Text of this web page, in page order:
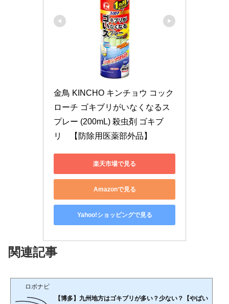
金鳥 KINCHO キンチョウ コック
ローチ ゴキブリがいなくなるス
プレー (200mL) 殺虫剤 ゴキブ
リ　【防除用医薬部外品】
楽天市場で見る
Amazonで見る
Yahoo!ショッピングで見る
関連記事
ロボナビ
【博多】九州地方はゴキブリが多い？少ない？【やばい